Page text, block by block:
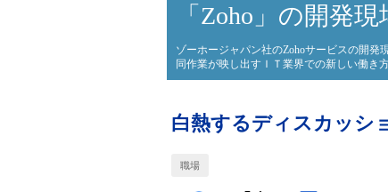
「Zoho」の開発
ゾーホージャパン社のZohoサービスの開
同作業が映し出すＩＴ業界での新しい働き
白熱するディスカッシ
職場